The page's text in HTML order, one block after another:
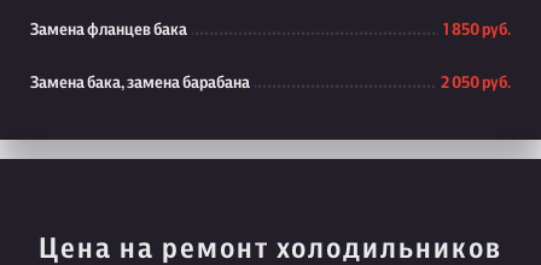
Замена фланцев бака 1 850 руб.
Замена бака, замена барабана 2 050 руб.
Цена на ремонт холодильников